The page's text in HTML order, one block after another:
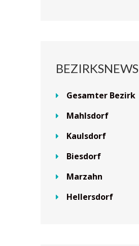
BEZIRKSNEWS
Gesamter Bezirk
Mahlsdorf
Kaulsdorf
Biesdorf
Marzahn
Hellersdorf